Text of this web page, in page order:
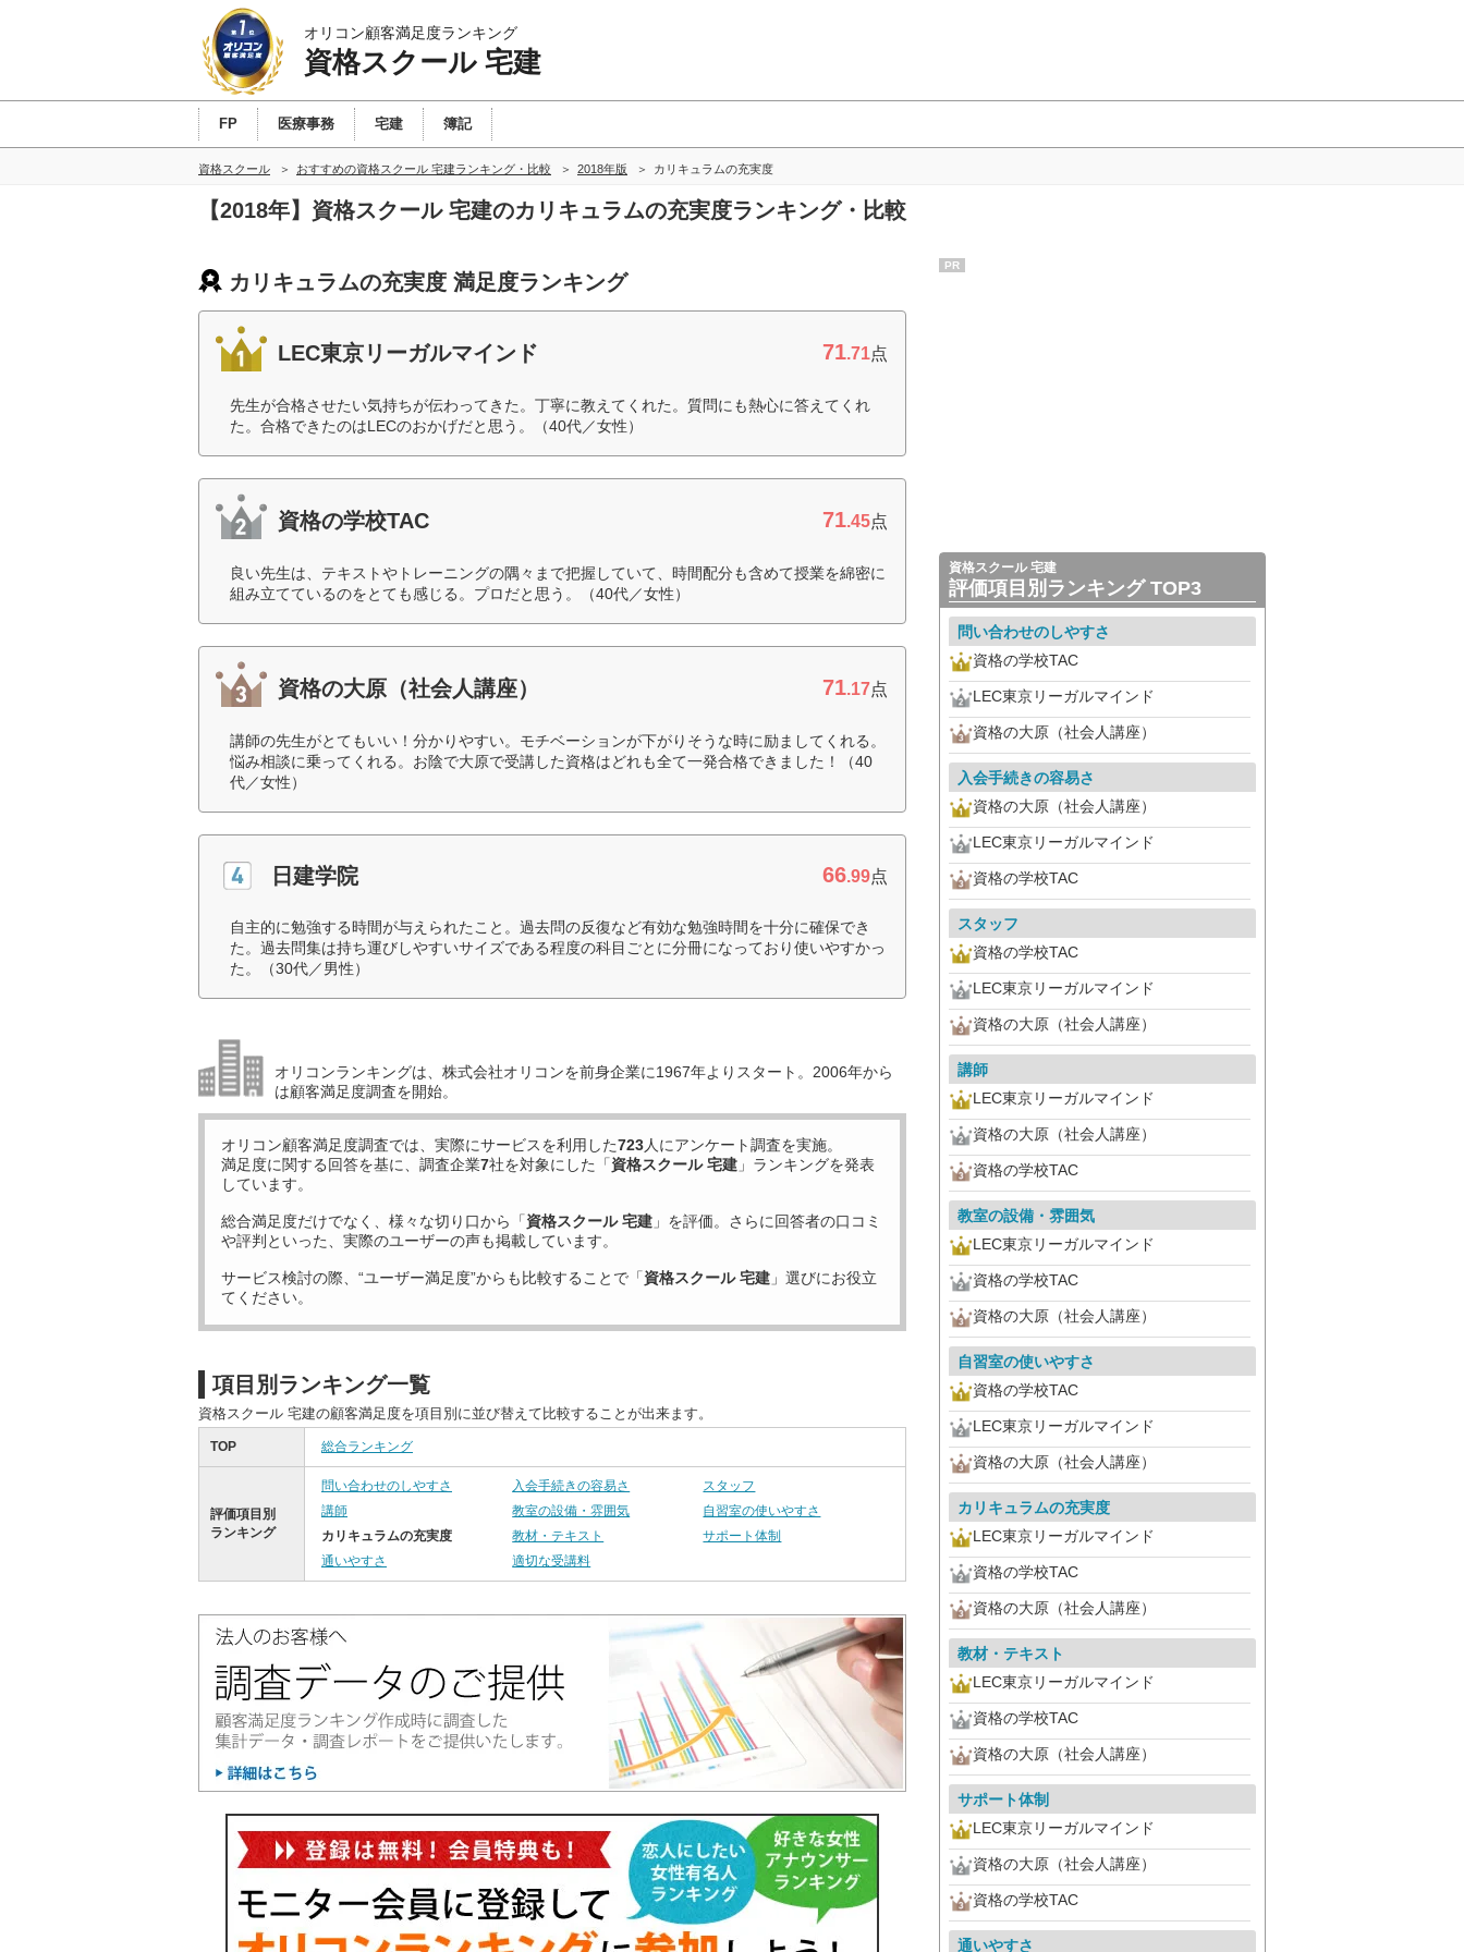
オリコン顧客満足度ランキング
資格スクール 宅建
FP 医療事務 宅建 簿記
資格スクール おすすめの資格スクール 宅建ランキング・比較 2018年版 カリキュラムの充実度
【2018年】資格スクール 宅建のカリキュラムの充実度ランキング・比較
カリキュラムの充実度 満足度ランキング
LEC東京リーガルマインド 71.71点
先生が合格させたい気持ちが伝わってきた。丁寧に教えてくれた。質問にも熱心に答えてくれ
た。合格できたのはLECのおかげだと思う。（40代／女性）
資格の学校TAC 71.45点
良い先生は、テキストやトレーニングの隅々まで把握していて、時間配分も含めて授業を綿密に
組み立てているのをとても感じる。プロだと思う。（40代／女性）
資格の大原（社会人講座） 71.17点
講師の先生がとてもいい！分かりやすい。モチベーションが下がりそうな時に励ましてくれる。
悩み相談に乗ってくれる。お陰で大原で受講した資格はどれも全て一発合格できました！（40
代／女性）
日建学院 66.99点
自主的に勉強する時間が与えられたこと。過去問の反復など有効な勉強時間を十分に確保でき
た。過去問集は持ち運びしやすいサイズである程度の科目ごとに分冊になっており使いやすかっ
た。（30代／男性）
オリコンランキングは、株式会社オリコンを前身企業に1967年よりスタート。2006年から
は顧客満足度調査を開始。
オリコン顧客満足度調査では、実際にサービスを利用した723人にアンケート調査を実施。
満足度に関する回答を基に、調査企業7社を対象にした「資格スクール 宅建 」ランキングを発表
しています。
総合満足度だけでなく、様々な切り口から「資格スクール 宅建 」を評価。さらに回答者の口コミ
や評判といった、実際のユーザーの声も掲載しています。
サービス検討の際、“ユーザー満足度”からも比較することで「資格スクール 宅建 」選びにお役立
てください。
項目別ランキング一覧
資格スクール 宅建の顧客満足度を項目別に並び替えて比較することが出来ます。
TOP 総合ランキング
評価項目別
ランキング
問い合わせのしやすさ 入会手続きの容易さ
スタッフ
講師
教室の設備・雰囲気
自習室の使いやすさ
カリキュラムの充実度
教材・テキスト
サポート体制
通いやすさ
適切な受講料
PR
資格スクール 宅建
評価項目別ランキング TOP3
問い合わせのしやすさ
資格の学校TAC
LEC東京リーガルマインド
資格の大原（社会人講座）
入会手続きの容易さ
資格の大原（社会人講座）
LEC東京リーガルマインド
資格の学校TAC
スタッフ
資格の学校TAC
LEC東京リーガルマインド
資格の大原（社会人講座）
講師
LEC東京リーガルマインド
資格の大原（社会人講座）
資格の学校TAC
教室の設備・雰囲気
LEC東京リーガルマインド
資格の学校TAC
資格の大原（社会人講座）
自習室の使いやすさ
資格の学校TAC
LEC東京リーガルマインド
資格の大原（社会人講座）
カリキュラムの充実度
LEC東京リーガルマインド
資格の学校TAC
資格の大原（社会人講座）
教材・テキスト
LEC東京リーガルマインド
資格の学校TAC
資格の大原（社会人講座）
サポート体制
LEC東京リーガルマインド
資格の大原（社会人講座）
資格の学校TAC
通いやすさ